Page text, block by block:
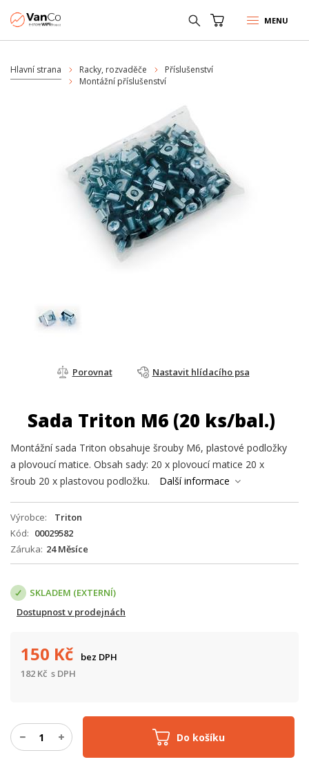
MENU
Hlavní strana Racky, rozvaděče
Příslušenství
Montážní příslušenství
Porovnat Nastavit hlídacího psa
Sada Triton M6 (20 ks/bal.)
Montážní sada Triton obsahuje šrouby M6, plastové podložky
a plovoucí matice. Obsah sady: 20 x plovoucí matice 20 x
šroub 20 x plastovou podložku.
Další informace
Výrobce
Triton
Kód
00029582
Záruka 24 Měsíce
SKLADEM (EXTERNÍ)
Dostupnost v prodejnách
Do košíku
150 Kč
bez DPH
182 Kč s DPH